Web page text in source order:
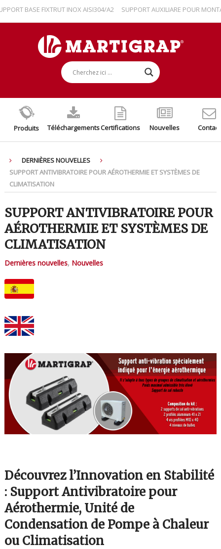
BASE FIXTRUT INOX AISI304/A2 SUPPORT AUXILIARE POUR MONTAGE
Produits TéléchargementsCertifications Nouvelles Contact
DERNIÈRES NOUVELLES
SUPPORT ANTIVIBRATOIRE POUR AÉROTHERMIE ET SYSTÈMES DE
CLIMATISATION
SUPPORT ANTIVIBRATOIRE POUR
AÉROTHERMIE ET SYSTÈMES DE
CLIMATISATION
Dernières nouvelles, Nouvelles
Découvrez l’Innovation en Stabilité
: Support Antivibratoire pour
Aérothermie, Unité de
Condensation de Pompe à Chaleur
ou Climatisation